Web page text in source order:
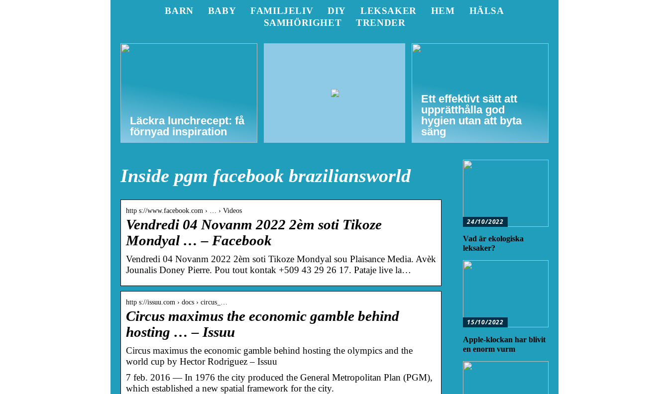
BARN BABY FAMILJELIV DIY LEKSAKER HEM
HÄLSA
SAMHÖRIGHET
TRENDER
Läckra lunchrecept: få
förnyad inspiration
Ett effektivt sätt att
upprätthålla god
hygien utan att byta
säng
Inside pgm facebook braziliansworld
http s://www.facebook.com › … › Videos
Vendredi 04 Novanm 2022 2èm soti Tikoze
Mondyal … – Facebook
Vendredi 04 Novanm 2022 2èm soti Tikoze Mondyal sou Plaisance Media. Avèk
Jounalis Doney Pierre. Pou tout kontak +509 43 29 26 17. Pataje live la…
http s://issuu.com › docs › circus_…
Circus maximus the economic gamble behind
hosting … – Issuu
Circus maximus the economic gamble behind hosting the olympics and the
world cup by Hector Rodriguez – Issuu
7 feb. 2016 — In 1976 the city produced the General Metropolitan Plan (PGM),
which established a new spatial framework for the city.
24/10/2022
Vad är ekologiska
leksaker?
15/10/2022
Apple-klockan har blivit
en enorm vurm